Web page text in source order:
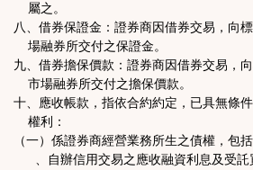
屬之。
八、借券保證金：證券商因借券交易，向
場融券所交付之保證金。
九、借券擔保價款：證券商因借券交易，
市場融券所交付之擔保價款。
十、應收帳款，指依合約約定，已具無條
權利：
（一）係證券商經營業務所生之債權，包
、自辦信用交易之應收融資利息及受託